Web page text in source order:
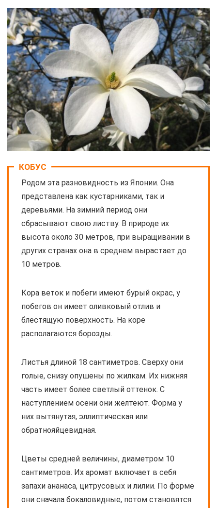
КОБУС
Родом эта разновидность из Японии. Она
представлена как кустарниками, так и
деревьями. На зимний период они
сбрасывают свою листву. В природе их
высота около 30 метров, при выращивании в
других странах она в среднем вырастает до
10 метров.
Кора веток и побеги имеют бурый окрас, у
побегов он имеет оливковый отлив и
блестящую поверхность. На коре
располагаются борозды.
Листья длиной 18 сантиметров. Сверху они
голые, снизу опушены по жилкам. Их нижняя
часть имеет более светлый оттенок. С
наступлением осени они желтеют. Форма у
них вытянутая, эллиптическая или
обратнояйцевидная.
Цветы средней величины, диаметром 10
сантиметров. Их аромат включает в себя
запахи ананаса, цитрусовых и лилии. По форме
они сначала бокаловидные, потом становятся